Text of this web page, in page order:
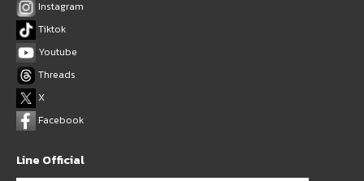
Instagram
Tiktok
Youtube
Threads
X
Facebook
Line Official